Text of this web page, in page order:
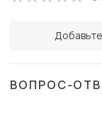
ВОПРОС-